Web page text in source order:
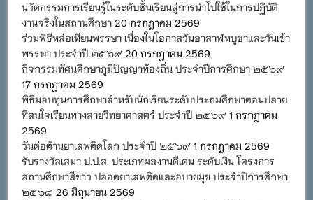
นวัตกรรมการเรียนรู้ในระดับชั้นเรียนสู่การนำไปใช้ในการปฏิบัติ
งานจริงในสถานศึกษา 20 กรกฎาคม 2569
ร่วมพิธีหล่อเทียนพรรษา เนื่องในโอกาสวันอาสาฬหบูชาและวันเข้า
พรรษา ประจำปี ๒๕๖๙ 20 กรกฎาคม 2569
กิจกรรมทัศนศึกษาภูมิปัญญาท้องถิ่น ประจำปีการศึกษา ๒๕๖๙
17 กรกฎาคม 2569
พิธีมอบทุนการศึกษาสำหรับนักเรียนระดับประถมศึกษาตอนปลาย
ที่สนใจเรียนทางสายวิทยาศาสตร์ ประจำปี ๒๕๖๙ 1 กรกฎาคม
2569
วันต่อต้านยาเสพติดโลก ประจำปี ๒๕๖๙ 1 กรกฎาคม 2569
รับรางวัลเสมา ป.ป.ส. ประเภทผลงานดีเด่น ระดับเงิน โครงการ
สถานศึกษาสีขาว ปลอดยาเสพติดและอบายมุข ประจำปีการศึกษา
๒๕๖๘ 26 มิถุนายน 2569